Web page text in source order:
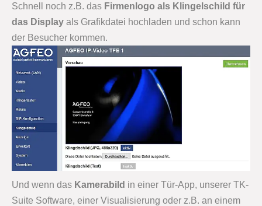
Schnell noch z.B. das Firmenlogo als Klingelschild für
das Display als Grafikdatei hochladen und schon kann
der Besucher kommen.
Und wenn das Kamerabild in einer Tür-App, unserer TK-
Suite Software, einer Visualisierung oder z.B. an einem